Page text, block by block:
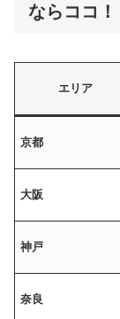
ならココ！
エリア
京都
大阪
神戸
奈良